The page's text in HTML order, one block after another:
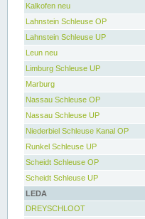
Kalkofen neu
Lahnstein Schleuse OP
Lahnstein Schleuse UP
Leun neu
Limburg Schleuse UP
Marburg
Nassau Schleuse OP
Nassau Schleuse UP
Niederbiel Schleuse Kanal OP
Runkel Schleuse UP
Scheidt Schleuse OP
Scheidt Schleuse UP
LEDA
DREYSCHLOOT